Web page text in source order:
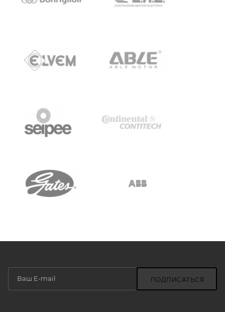
ПОДПИСАТЬСЯ